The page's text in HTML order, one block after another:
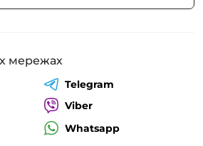
мережах
Telegram
Viber
Whatsapp